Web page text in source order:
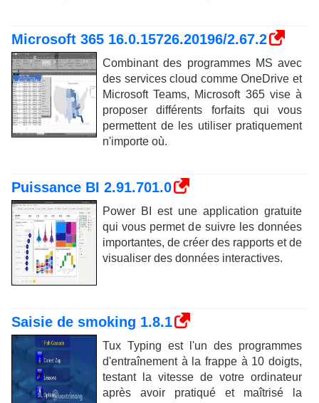
Microsoft 365 16.0.15726.20196/2.67.2
Combinant des programmes MS avec
des services cloud comme OneDrive et
Microsoft Teams, Microsoft 365 vise à
proposer différents forfaits qui vous
permettent de les utiliser pratiquement
n'importe où.
Puissance BI 2.91.701.0
Power BI est une application gratuite
qui vous permet de suivre les données
importantes, de créer des rapports et de
visualiser des données interactives.
Saisie de smoking 1.8.1
Tux Typing est l'un des programmes
d'entraînement à la frappe à 10 doigts,
testant la vitesse de votre ordinateur
après avoir pratiqué et maîtrisé la